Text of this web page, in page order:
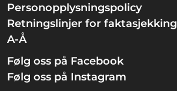
Personopplysningspolicy
Retningslinjer for faktasjekking
A-Å
Følg oss på Facebook
Følg oss på Instagram